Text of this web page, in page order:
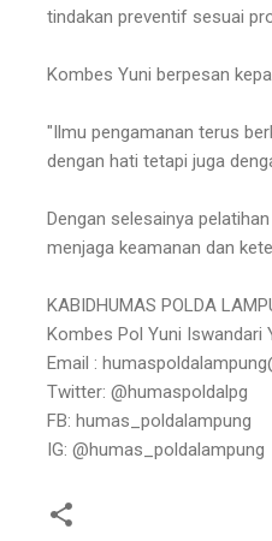
tindakan preventif sesuai
Kombes Yuni berpesan
"Ilmu pengamanan terus
dengan hati tetapi juga
Dengan selesainya
menjaga keamanan dan
KABIDHUMAS POLDA
Kombes Pol Yuni Iswandari
Email :
Twitter: @humaspoldalpg
FB: humas_poldalampung
IG: @humas_poldalampung